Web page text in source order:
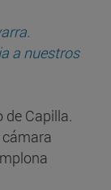
a nuestros
de Capilla.